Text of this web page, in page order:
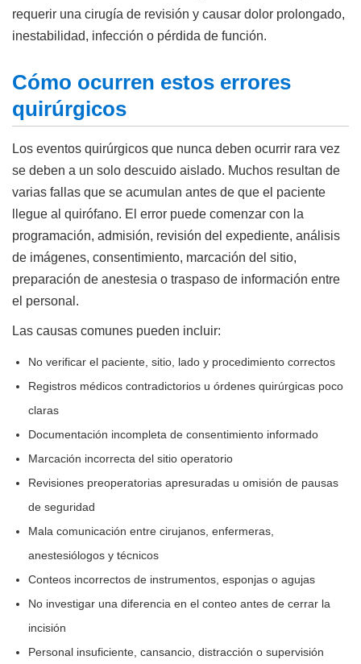
requerir una cirugía de revisión y causar dolor prolongado,
inestabilidad, infección o pérdida de función.
Cómo ocurren estos errores
quirúrgicos
Los eventos quirúrgicos que nunca deben ocurrir rara vez
se deben a un solo descuido aislado. Muchos resultan de
varias fallas que se acumulan antes de que el paciente
llegue al quirófano. El error puede comenzar con la
programación, admisión, revisión del expediente, análisis
de imágenes, consentimiento, marcación del sitio,
preparación de anestesia o traspaso de información entre
el personal.
Las causas comunes pueden incluir:
No verificar el paciente, sitio, lado y procedimiento correctos
Registros médicos contradictorios u órdenes quirúrgicas poco
claras
Documentación incompleta de consentimiento informado
Marcación incorrecta del sitio operatorio
Revisiones preoperatorias apresuradas u omisión de pausas
de seguridad
Mala comunicación entre cirujanos, enfermeras,
anestesiólogos y técnicos
Conteos incorrectos de instrumentos, esponjas o agujas
No investigar una diferencia en el conteo antes de cerrar la
incisión
Personal insuficiente, cansancio, distracción o supervisión